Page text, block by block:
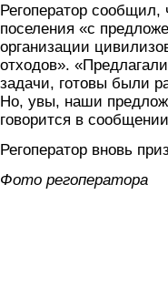
Регоператор сообщил,
поселения «с
организации
отходов».
задачи, готовы были
Но, увы, наши
говорится в
Регоператор вновь
Фото регоператора